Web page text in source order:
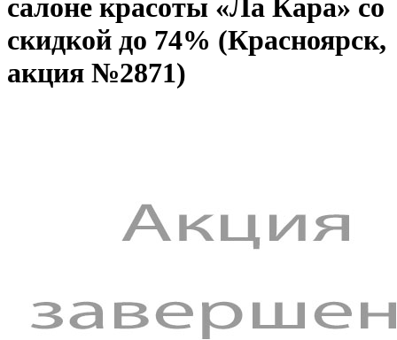
салоне красоты «Ла Кара» со
скидкой до 74% (Красноярск,
акция №2871)